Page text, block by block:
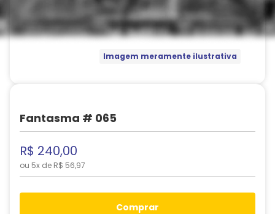
Imagem meramente ilustrativa
Fantasma # 065
R$ 240,00
ou 5x de R$ 56,97
comprar